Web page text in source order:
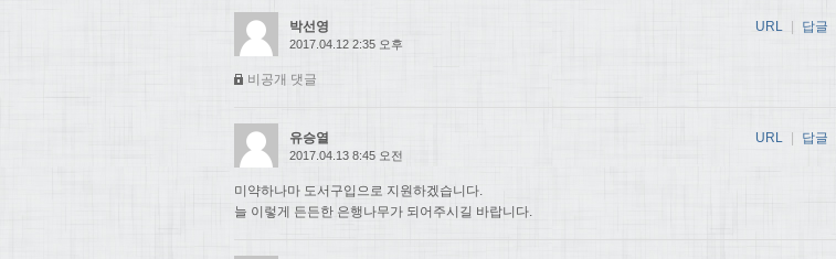
박선영
2017.04.12 2:35 오후
비공개 댓글
URL 답글
유승열
2017.04.13 8:45 오전
미약하나마 도서구입으로 지원하겠습니다.
늘 이렇게 든든한 은행나무가 되어주시길 바랍니다.
URL 답글